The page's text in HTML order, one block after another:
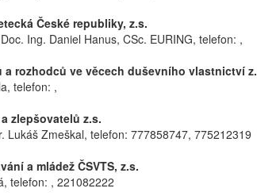
České republiky, z.s.
Ing. Daniel Hanus, CSc. EURING, telefon: ,
rozhodců ve věcech duševního vlastnictví
telefon: ,
zlepšovatelů z.s.
Lukáš Zmeškal, telefon: 777858747, 775212319
a mládež ČSVTS, z.s.
telefon: , 221082222